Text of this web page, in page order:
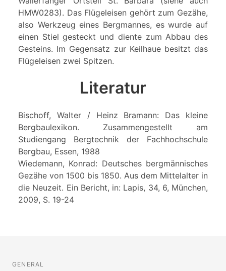
HMW0283). Das Flügeleisen gehört zum Gezähe,
also Werkzeug eines Bergmannes, es wurde auf
einen Stiel gesteckt und diente zum Abbau des
Gesteins. Im Gegensatz zur Keilhaue besitzt das
Flügeleisen zwei Spitzen.
Literatur
Bischoff, Walter / Heinz Bramann: Das kleine
Bergbaulexikon. Zusammengestellt am
Studiengang Bergtechnik der Fachhochschule
Bergbau, Essen, 1988
Wiedemann, Konrad: Deutsches bergmännisches
Gezähe von 1500 bis 1850. Aus dem Mittelalter in
die Neuzeit. Ein Bericht, in: Lapis, 34, 6, München,
2009, S. 19-24
GENERAL